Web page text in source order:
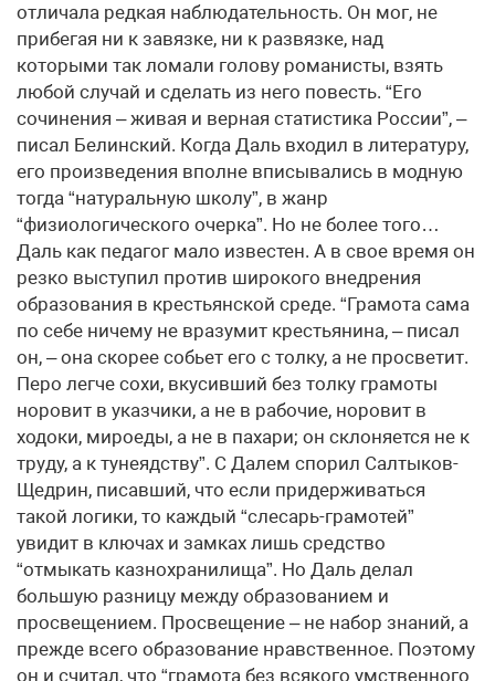
отличала редкая наблюдательность. Он мог, не
прибегая ни к завязке, ни к развязке, над
которыми так ломали голову романисты, взять
любой случай и сделать из него повесть. “Его
сочинения – живая и верная статистика России”, –
писал Белинский. Когда Даль входил в литературу,
его произведения вполне вписывались в модную
тогда “натуральную школу”, в жанр
“физиологического очерка”. Но не более того…
Даль как педагог мало известен. А в свое время он
резко выступил против широкого внедрения
образования в крестьянской среде. “Грамота сама
по себе ничему не вразумит крестьянина, – писал
он, – она скорее собьет его с толку, а не просветит.
Перо легче сохи, вкусивший без толку грамоты
норовит в указчики, а не в рабочие, норовит в
ходоки, мироеды, а не в пахари; он склоняется не к
труду, а к тунеядству”. С Далем спорил Салтыков-
Щедрин, писавший, что если придерживаться
такой логики, то каждый “слесарь-грамотей”
увидит в ключах и замках лишь средство
“отмыкать казнохранилища”. Но Даль делал
большую разницу между образованием и
просвещением. Просвещение – не набор знаний, а
прежде всего образование нравственное. Поэтому
он и считал, что “грамота без всякого умственного